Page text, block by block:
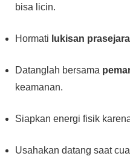
bisa licin.
Hormati lukisan
Datanglah bersama
keamanan.
Siapkan energi fisik
Usahakan datang saat